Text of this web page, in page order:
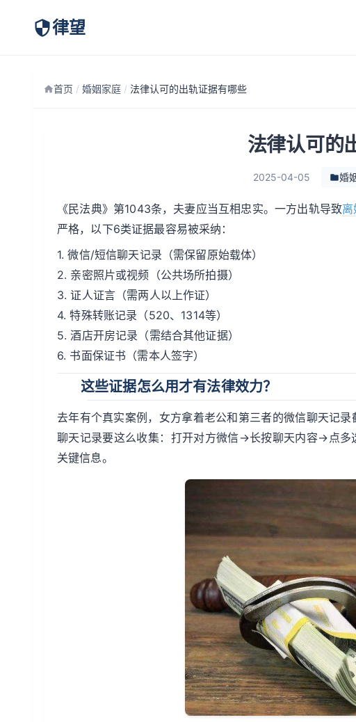
律望
首页 / 婚姻家庭 / 法律认可的出轨证据有哪些
法律认可的
2025-04-05 婚
《民法典》第1043条，夫妻应当互相忠实。一方出轨导致离
严格，以下6类证据最容易被采纳：
1. 微信/短信聊天记录（需保留原始载体）
2. 亲密照片或视频（公共场所拍摄）
3. 证人证言（需两人以上作证）
4. 特殊转账记录（520、1314等）
5. 酒店开房记录（需结合其他证据）
6. 书面保证书（需本人签字）
这些证据怎么用才有法律效力？
去年有个真实案例，女方拿着老公和第三者的微信聊天记
聊天记录要这么收集：打开对方微信→长按聊天内容→点
关键信息。